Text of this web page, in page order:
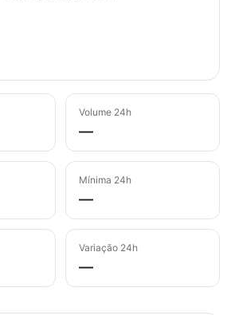
Volume 24h
—
Mínima 24h
—
Variação 24h
—